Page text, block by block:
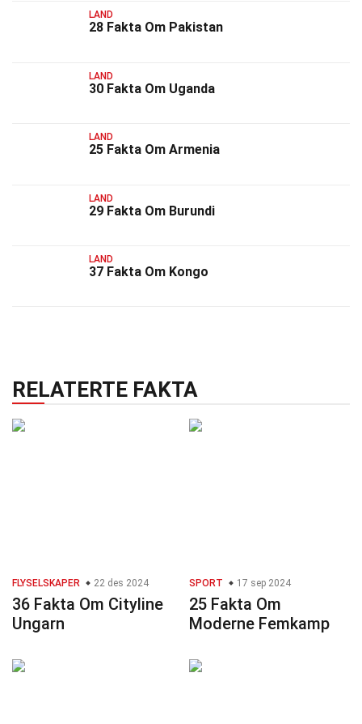
LAND
28 Fakta Om Pakistan
LAND
30 Fakta Om Uganda
LAND
25 Fakta Om Armenia
LAND
29 Fakta Om Burundi
LAND
37 Fakta Om Kongo
RELATERTE FAKTA
FLYSELSKAPER 22 des 2024
36 Fakta Om Cityline
Ungarn
SPORT 17 sep 2024
25 Fakta Om
Moderne Femkamp